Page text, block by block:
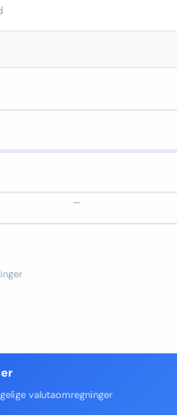
—
valutaomregninger